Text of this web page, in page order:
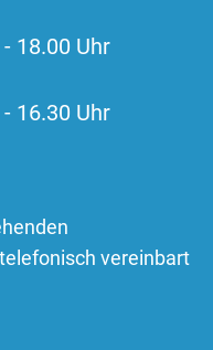
Uhr
Uhr
vereinbart